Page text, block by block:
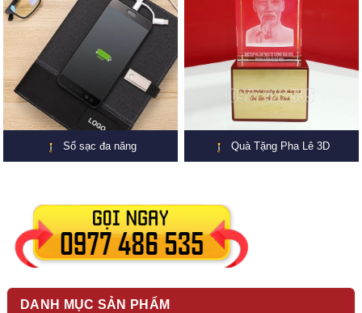
Sổ sạc đa năng Quà Tặng Pha Lê 3D
DANH MỤC SẢN PHẨM